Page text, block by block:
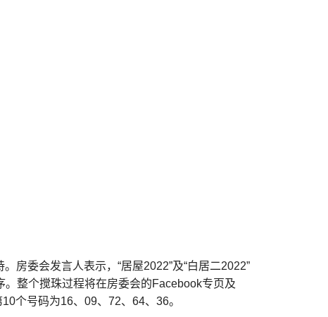
房委会发言人表示，“居屋2022”及“白居二2022”
整个搅珠过程将在房委会的Facebook专页及
个号码为16、09、72、64、36。